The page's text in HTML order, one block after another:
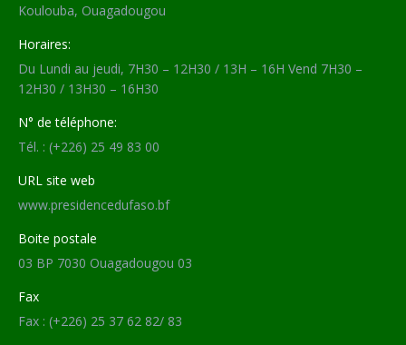
Koulouba, Ouagadougou
Horaires:
Du Lundi au jeudi, 7H30 – 12H30 / 13H – 16H Vend 7H30 –
12H30 / 13H30 – 16H30
N° de téléphone:
Tél. : (+226) 25 49 83 00
URL site web
www.presidencedufaso.bf
Boite postale
03 BP 7030 Ouagadougou 03
Fax
Fax : (+226) 25 37 62 82/ 83